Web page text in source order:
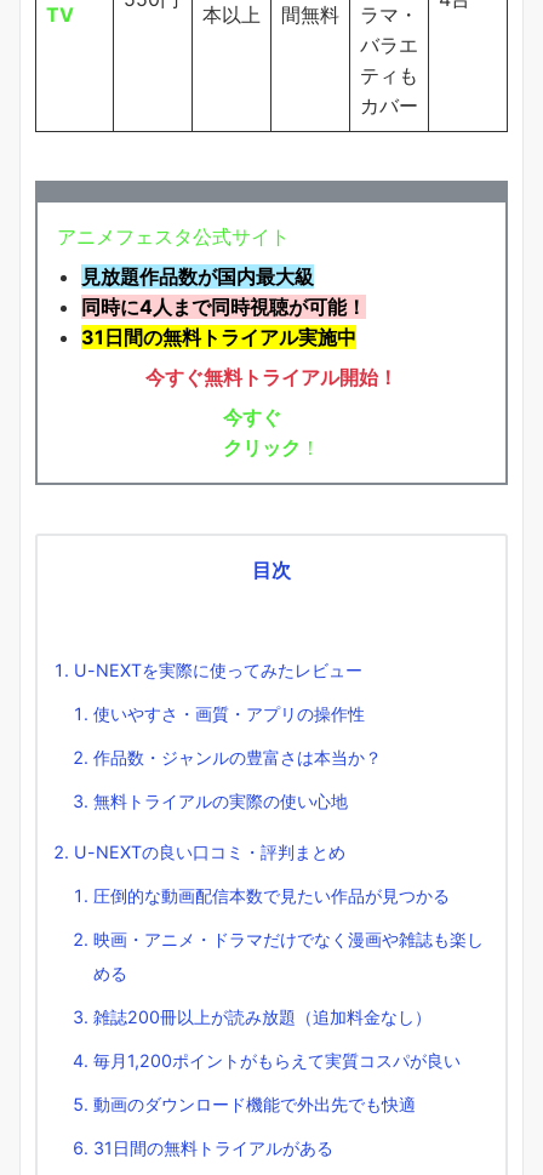
TV 本以上 間無料
ラマ・
バラエ
ティも
カバー
アニメフェスタ公式サイト
見放題作品数が国内最大級
同時に4人まで同時視聴が可能！
31日間の無料トライアル実施中
今すぐ無料トライアル開始！
今すぐ
クリック ！
目次
U-NEXTを実際に使ってみたレビュー
使いやすさ・画質・アプリの操作性
作品数・ジャンルの豊富さは本当か？
無料トライアルの実際の使い心地
U-NEXTの良い口コミ・評判まとめ
圧倒的な動画配信本数で見たい作品が見つかる
映画・アニメ・ドラマだけでなく漫画や雑誌も楽し
める
雑誌200冊以上が読み放題（追加料金なし）
毎月1,200ポイントがもらえて実質コスパが良い
動画のダウンロード機能で外出先でも快適
31日間の無料トライアルがある